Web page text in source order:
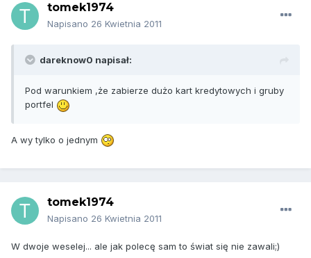
tomek1974
Napisano 26 Kwietnia 2011
dareknow0 napisał:
Pod warunkiem ,że zabierze dużo kart kredytowych i gruby
portfel
A wy tylko o jednym
tomek1974
Napisano 26 Kwietnia 2011
W dwoje weselej... ale jak polecę sam to świat się nie zawali;)